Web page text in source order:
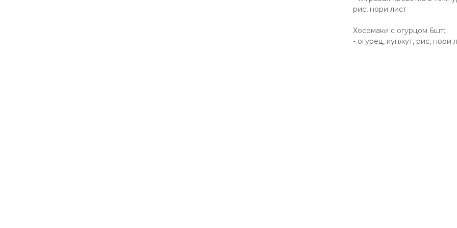
рис, нори лист
Хосомаки с огурцом 6шт:
- огурец, кунжут, рис, нори